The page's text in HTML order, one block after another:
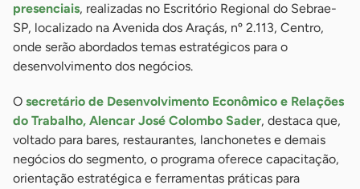
presenciais, realizadas no Escritório Regional do Sebrae-
SP, localizado na Avenida dos Araçás, nº 2.113, Centro,
onde serão abordados temas estratégicos para o
desenvolvimento dos negócios.
O secretário de Desenvolvimento Econômico e Relações
do Trabalho, Alencar José Colombo Sader, destaca que,
voltado para bares, restaurantes, lanchonetes e demais
negócios do segmento, o programa oferece capacitação,
orientação estratégica e ferramentas práticas para